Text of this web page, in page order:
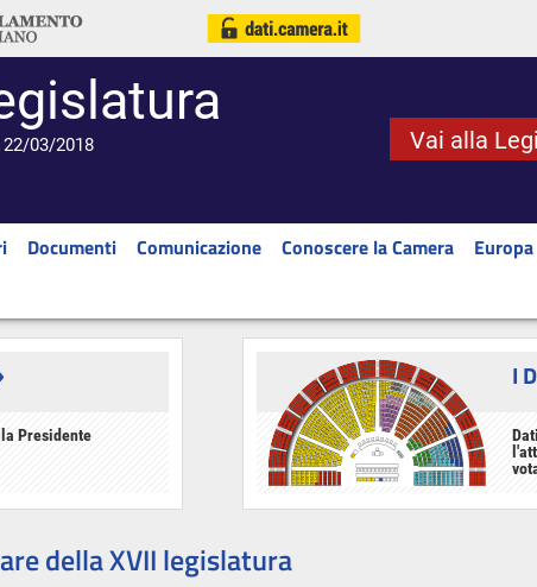
03/2018 Vai alla
Documenti Comunicazione Conoscere la Camera Europa
Presidente
I
della XVII legislatura